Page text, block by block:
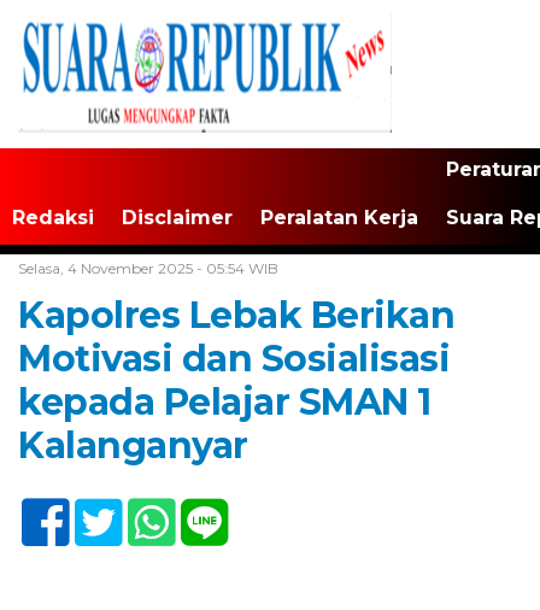
Redaksi Disclaimer Peralatan Kerja Suara
Selasa, 4 November 2025 - 05:54 WIB
Kapolres Lebak Berikan
Motivasi dan Sosialisasi
kepada Pelajar SMAN 1
Kalanganyar